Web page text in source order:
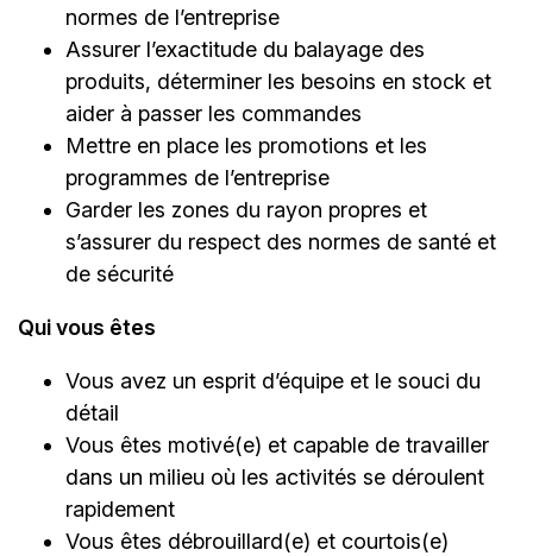
normes de l’entreprise
Assurer l’exactitude du balayage des
produits, déterminer les besoins en stock et
aider à passer les commandes
Mettre en place les promotions et les
programmes de l’entreprise
Garder les zones du rayon propres et
s’assurer du respect des normes de santé et
de sécurité
Qui vous êtes
Vous avez un esprit d’équipe et le souci du
détail
Vous êtes motivé(e) et capable de travailler
dans un milieu où les activités se déroulent
rapidement
Vous êtes débrouillard(e) et courtois(e)